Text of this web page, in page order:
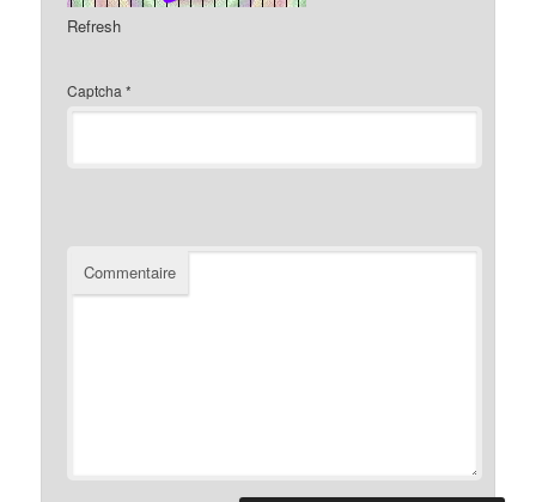
Refresh
Captcha*
Commentaire